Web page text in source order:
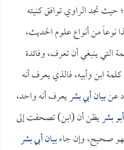
تجد الراوي توافق كنيته
نوعاً من أنواع علوم الحديث،
التي ينبغي أن تعرف، وفائدة
ابن وأبيه، فالذي يعرف أنه
عنبيان أبي بشريعرف أنه واحد،
أبو بشريظن أن (ابن) تصحفت إلى
صحيح، وإن جاءبيان أبي بشر